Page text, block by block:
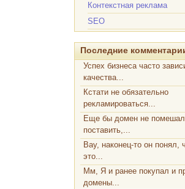
Контекстная реклама
SEO
Последние
Успех бизнеса часто
качества...
Кстати не обязательно
рекламироваться...
Еще бы домен не
поставить,...
Вау, наконец-то он понял,
это...
Мм, Я и ранее покупал и
домены...